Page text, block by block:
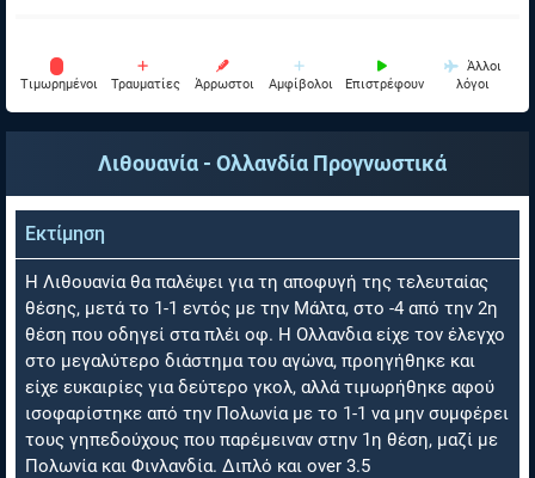
Tιμωρημένοι Τραυματίες Άρρωστοι Αμφίβολοι Επιστρέφουν
Άλλοι
λόγοι
Λιθουανία - Ολλανδία Προγνωστικά
Εκτίμηση
Η Λιθουανία θα παλέψει για τη αποφυγή της τελευταίας
θέσης, μετά το 1-1 εντός με την Μάλτα, στο -4 από την 2η
θέση που οδηγεί στα πλέι οφ. Η Ολλανδια είχε τον έλεγχο
στο μεγαλύτερο διάστημα του αγώνα, προηγήθηκε και
είχε ευκαιρίες για δεύτερο γκολ, αλλά τιμωρήθηκε αφού
ισοφαρίστηκε από την Πολωνία με το 1-1 να μην συμφέρει
τους γηπεδούχους που παρέμειναν στην 1η θέση, μαζί με
Πολωνία και Φινλανδία. Διπλό και over 3.5